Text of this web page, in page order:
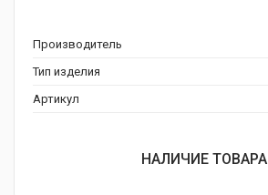
Производитель
Тип изделия
Артикул
НАЛИЧИЕ ТОВАРА